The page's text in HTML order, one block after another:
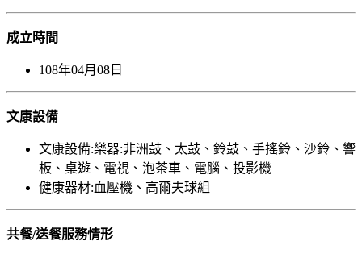
成立時間
108年04月08日
文康設備
文康設備:樂器:非洲鼓、太鼓、鈴鼓、手搖鈴、沙鈴、響
板、桌遊、電視、泡茶車、電腦、投影機
健康器材:血壓機、高爾夫球組
共餐/送餐服務情形